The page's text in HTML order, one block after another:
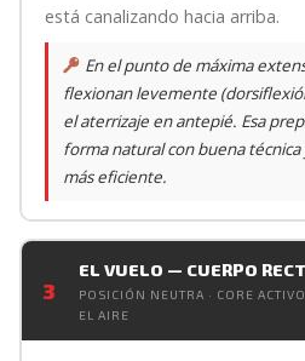
está canalizando hacia arriba.
En el punto de máxima
flexionan levemente
el aterrizaje en antepié. Esa
forma natural con buena
más eficiente.
3
EL VUELO — CUERPO
POSICIÓN NEUTRA · CORE
EL AIRE